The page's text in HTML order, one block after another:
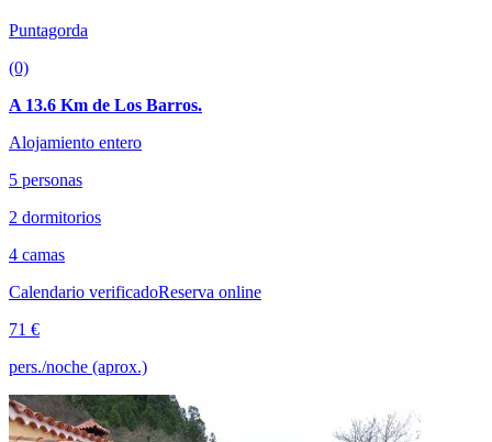
Puntagorda
(0)
A 13.6 Km de Los Barros.
Alojamiento entero
5 personas
2 dormitorios
4 camas
Calendario verificadoReserva online
71 €
pers./noche (aprox.)